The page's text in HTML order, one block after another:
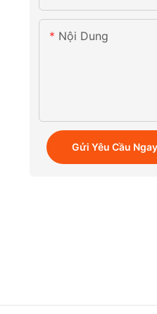
Nội Dung
Gửi Yêu Cầu